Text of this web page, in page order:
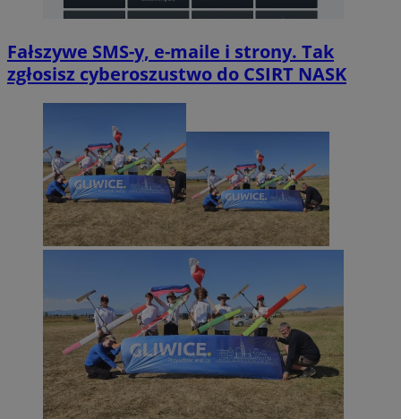
Fałszywe SMS-y, e-maile i strony. Tak
zgłosisz cyberoszustwo do CSIRT NASK